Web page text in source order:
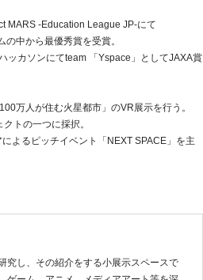
MARS -Education League JP-にて
中から最優秀賞を受賞。
ッカソンにてteam 「Yspace」としてJAXA賞
万人が住む火星都市」のVR展示を行う。
トの一つに採択。
よるピッチイベント「NEXT SPACE」を主
究し、その紹介をする小展示スペースで